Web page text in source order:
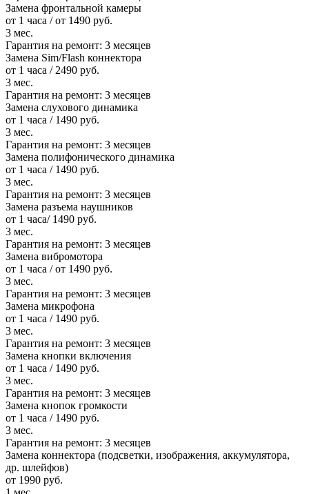
Замена фронтальной камеры
от 1 часа / от 1490 руб.
3 мес.
Гарантия на ремонт: 3 месяцев
Замена Sim/Flash коннектора
от 1 часа / 2490 руб.
3 мес.
Гарантия на ремонт: 3 месяцев
Замена слухового динамика
от 1 часа / 1490 руб.
3 мес.
Гарантия на ремонт: 3 месяцев
Замена полифонического динамика
от 1 часа / 1490 руб.
3 мес.
Гарантия на ремонт: 3 месяцев
Замена разъема наушников
от 1 часа/ 1490 руб.
3 мес.
Гарантия на ремонт: 3 месяцев
Замена вибромотора
от 1 часа / от 1490 руб.
3 мес.
Гарантия на ремонт: 3 месяцев
Замена микрофона
от 1 часа / 1490 руб.
3 мес.
Гарантия на ремонт: 3 месяцев
Замена кнопки включения
от 1 часа / 1490 руб.
3 мес.
Гарантия на ремонт: 3 месяцев
Замена кнопок громкости
от 1 часа / 1490 руб.
3 мес.
Гарантия на ремонт: 3 месяцев
Замена коннектора (подсветки, изображения, аккумулятора,
др. шлейфов)
от 1990 руб.